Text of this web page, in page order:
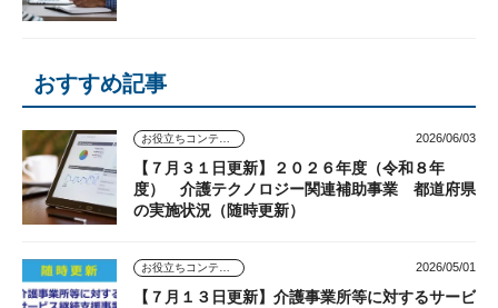
おすすめ記事
お役立ちコンテンツ 2026/06/03
【７月３１日更新】２０２６年度（令和８年
度） 介護テクノロジー関連補助事業 都道府県
の実施状況（随時更新）
お役立ちコンテンツ 2026/05/01
【７月１３日更新】介護事業所等に対するサービ